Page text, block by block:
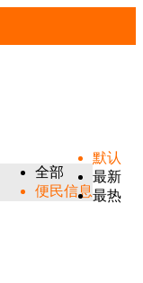
全部
便民信息
默认
最新
最热